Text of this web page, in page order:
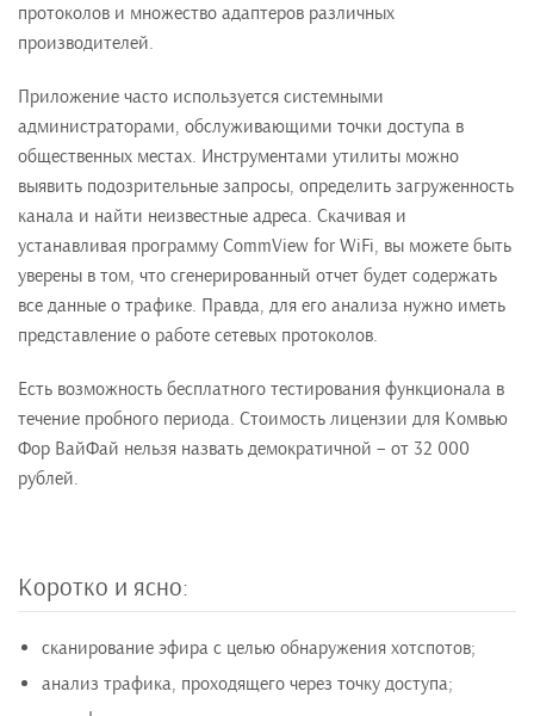
протоколов и множество адаптеров различных
производителей.
Приложение часто используется системными
администраторами, обслуживающими точки доступа в
общественных местах. Инструментами утилиты можно
выявить подозрительные запросы, определить загруженность
канала и найти неизвестные адреса. Скачивая и
устанавливая программу CommView for WiFi, вы можете быть
уверены в том, что сгенерированный отчет будет содержать
все данные о трафике. Правда, для его анализа нужно иметь
представление о работе сетевых протоколов.
Есть возможность бесплатного тестирования функционала в
течение пробного периода. Стоимость лицензии для Комвью
Фор ВайФай нельзя назвать демократичной – от 32 000
рублей.
Коротко и ясно:
сканирование эфира с целью обнаружения хотспотов;
анализ трафика, проходящего через точку доступа;